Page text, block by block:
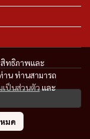
สิทธิภาพและ
าน ท่านสามารถ
เป็นส่วนตัวและ
มด